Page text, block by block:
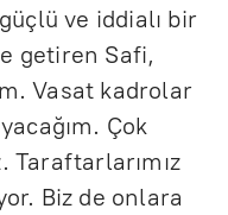
ve iddialı bir
getiren Safi,
Vasat kadrolar
Çok
Taraftarlarımız
Biz de onlara